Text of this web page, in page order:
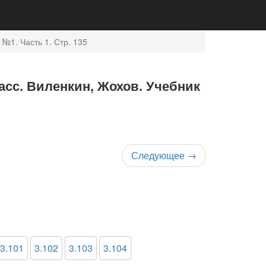
Часть 1. Стр. 135
Виленкин, Жохов. Учебник
Следующее →
3.101 3.102 3.103 3.104